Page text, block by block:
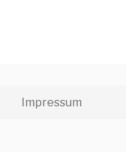
Impressum